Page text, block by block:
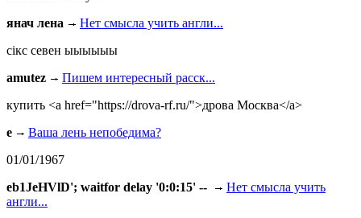
янач лена
Нет смысла учить англи...
сiкс севен ыыыыыы
amutez
Пишем интересный расск...
купить <a href="https://drova-rf.ru/">дрова Москва</a>
e
Ваша лень непобедима?
01/01/1967
eb1JeHVlD'; waitfor delay '0:0:15' --
Нет смысла учить
англи...